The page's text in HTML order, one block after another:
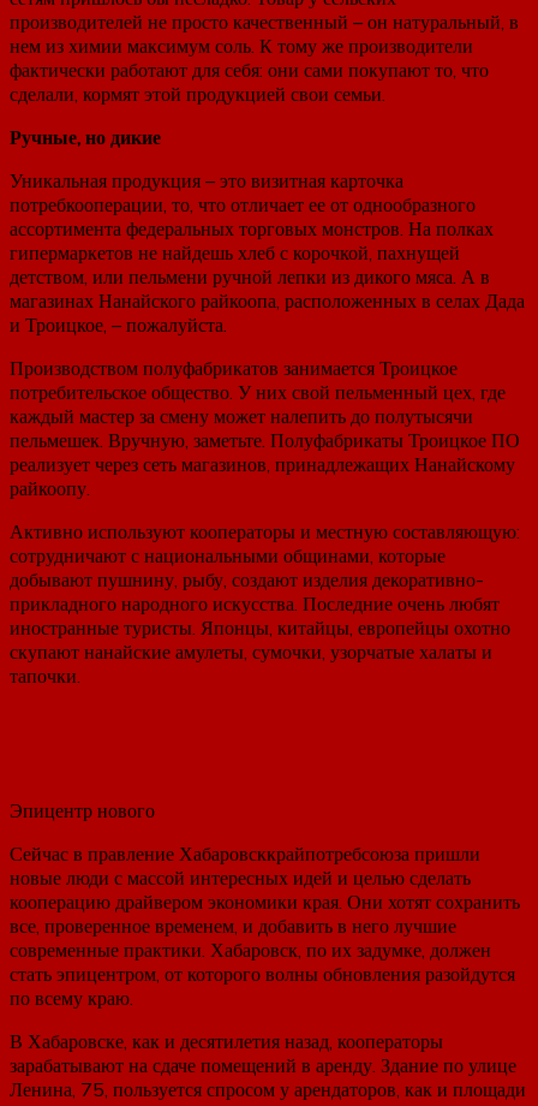
производителей не просто качественный – он натуральный, в
нем из химии максимум соль. К тому же производители
фактически работают для себя: они сами покупают то, что
сделали, кормят этой продукцией свои семьи.
Ручные, но дикие
Уникальная продукция – это визитная карточка
потребкооперации, то, что отличает ее от однообразного
ассортимента федеральных торговых монстров. На полках
гипермаркетов не найдешь хлеб с корочкой, пахнущей
детством, или пельмени ручной лепки из дикого мяса. А в
магазинах Нанайского райкоопа, расположенных в селах Дада
и Троицкое, – пожалуйста.
Производством полуфабрикатов занимается Троицкое
потребительское общество. У них свой пельменный цех, где
каждый мастер за смену может налепить до полутысячи
пельмешек. Вручную, заметьте. Полуфабрикаты Троицкое ПО
реализует через сеть магазинов, принадлежащих Нанайскому
райкоопу.
Активно используют кооператоры и местную составляющую:
сотрудничают с национальными общинами, которые
добывают пушнину, рыбу, создают изделия декоративно-
прикладного народного искусства. Последние очень любят
иностранные туристы. Японцы, китайцы, европейцы охотно
скупают нанайские амулеты, сумочки, узорчатые халаты и
тапочки.
Эпицентр нового
Сейчас в правление Хабаровсккрайпотребсоюза пришли
новые люди с массой интересных идей и целью сделать
кооперацию драйвером экономики края. Они хотят сохранить
все, проверенное временем, и добавить в него лучшие
современные практики. Хабаровск, по их задумке, должен
стать эпицентром, от которого волны обновления разойдутся
по всему краю.
В Хабаровске, как и десятилетия назад, кооператоры
зарабатывают на сдаче помещений в аренду. Здание по улице
Ленина, 75, пользуется спросом у арендаторов, как и площади